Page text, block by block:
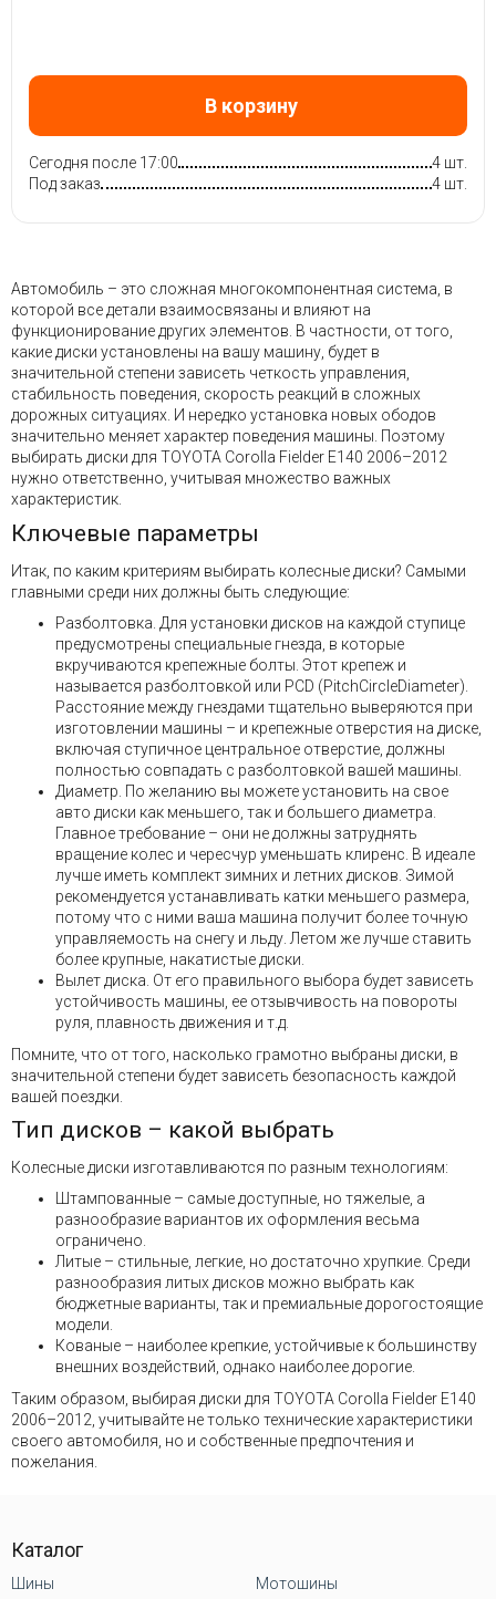
В корзину
Сегодня после 17:00
4 шт.
Под заказ
4 шт.
Автомобиль – это сложная многокомпонентная система, в
которой все детали взаимосвязаны и влияют на
функционирование других элементов. В частности, от того,
какие диски установлены на вашу машину, будет в
значительной степени зависеть четкость управления,
стабильность поведения, скорость реакций в сложных
дорожных ситуациях. И нередко установка новых ободов
значительно меняет характер поведения машины. Поэтому
выбирать диски для TOYOTA Corolla Fielder E140 2006–2012
нужно ответственно, учитывая множество важных
характеристик.
Ключевые параметры
Итак, по каким критериям выбирать колесные диски? Самыми
главными среди них должны быть следующие:
Разболтовка. Для установки дисков на каждой ступице
предусмотрены специальные гнезда, в которые
вкручиваются крепежные болты. Этот крепеж и
называется разболтовкой или PCD (PitchCircleDiameter).
Расстояние между гнездами тщательно выверяются при
изготовлении машины – и крепежные отверстия на диске,
включая ступичное центральное отверстие, должны
полностью совпадать с разболтовкой вашей машины.
Диаметр. По желанию вы можете установить на свое
авто диски как меньшего, так и большего диаметра.
Главное требование – они не должны затруднять
вращение колес и чересчур уменьшать клиренс. В идеале
лучше иметь комплект зимних и летних дисков. Зимой
рекомендуется устанавливать катки меньшего размера,
потому что с ними ваша машина получит более точную
управляемость на снегу и льду. Летом же лучше ставить
более крупные, накатистые диски.
Вылет диска. От его правильного выбора будет зависеть
устойчивость машины, ее отзывчивость на повороты
руля, плавность движения и т.д.
Помните, что от того, насколько грамотно выбраны диски, в
значительной степени будет зависеть безопасность каждой
вашей поездки.
Тип дисков – какой выбрать
Колесные диски изготавливаются по разным технологиям:
Штампованные – самые доступные, но тяжелые, а
разнообразие вариантов их оформления весьма
ограничено.
Литые – стильные, легкие, но достаточно хрупкие. Среди
разнообразия литых дисков можно выбрать как
бюджетные варианты, так и премиальные дорогостоящие
модели.
Кованые – наиболее крепкие, устойчивые к большинству
внешних воздействий, однако наиболее дорогие.
Таким образом, выбирая диски для TOYOTA Corolla Fielder E140
2006–2012, учитывайте не только технические характеристики
своего автомобиля, но и собственные предпочтения и
пожелания.
Каталог
Шины Мотошины